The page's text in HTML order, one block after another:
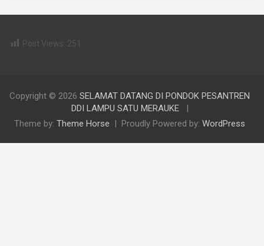
Post Views: 251
Copyright © 2026 SELAMAT DATANG DI PONDOK PESANTREN
DDI LAMPU SATU MERAUKE
Theme by: Theme Horse Proudly Powered by: WordPress